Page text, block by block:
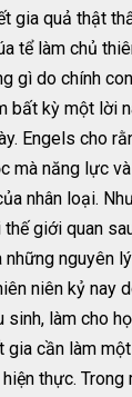
gia quả thật
tể làm chủ
gì do chính
kỳ một lời
Engels cho
mà năng lực
nhân loại.
giới quan
nguyên
niên kỷ nay
làm cho
cần làm
thực.